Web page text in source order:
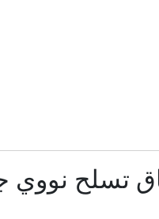
نجران السعودية
الجنسية بالولادة